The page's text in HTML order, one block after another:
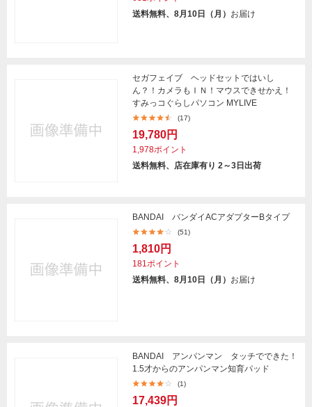
送料無料、8月10日（月） お届け
セガフェイブ ヘッドセットではいし
ん？！カメラもＩＮ！マウスできせかえ！
すみっコぐらしパソコン MYLIVE
(17)
19,780円
1,978ポイント
送料無料、店在庫有り 2～3日出荷
BANDAI バンダイACアダプターBタイプ
(51)
1,810円
181ポイント
送料無料、8月10日（月） お届け
BANDAI アンパンマン タッチでできた！
1.5才からのアンパンマン知育パッド
(1)
17,439円